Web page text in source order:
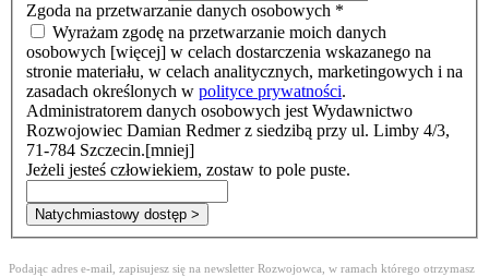
Zgoda na przetwarzanie danych osobowych *
Wyrażam zgodę na przetwarzanie moich danych
osobowych [więcej] w celach dostarczenia wskazanego na
stronie materiału, w celach analitycznych, marketingowych i na
zasadach określonych w polityce prywatności.
Administratorem danych osobowych jest Wydawnictwo
Rozwojowiec Damian Redmer z siedzibą przy ul. Limby 4/3,
71-784 Szczecin.[mniej]
Jeżeli jesteś człowiekiem, zostaw to pole puste.
Natychmiastowy dostęp >
Podając adres e-mail, zapisujesz się na newsletter Rozwojowca, w ramach którego otrzymasz